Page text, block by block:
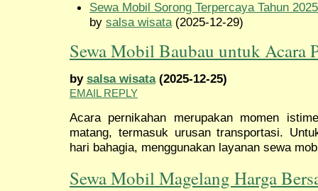
Sewa Mobil Sorong Terpercaya Tahun 2025
by salsa wisata(2025-12-29)
Sewa Mobil Baubau untuk Acara
by salsa wisata(2025-12-25)
EMAIL REPLY
Acara pernikahan merupakan momen
matang, termasuk urusan transportasi.
hari bahagia, menggunakan layanan sewa
Sewa Mobil Magelang Harga